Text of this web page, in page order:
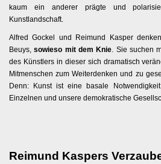
kaum ein anderer prägte und
Kunstlandschaft.
Alfred Gockel und Reimund Kasper
Beuys,sowieso mit dem Knie . Sie suchen
des Künstlers in dieser sich dramatisch
Mitmenschen zum Weiterdenken und zu
Denn: Kunst ist eine basale
Einzelnen und unsere demokratische
Reimund Kaspers